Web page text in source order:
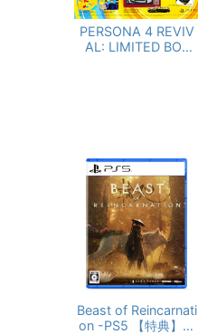
PERSONA 4 REVIV
AL: LIMITED BOX
ホポーチ & 限定版オ
リジナルTシャツ &
アートブック（全48
P）＆群青色の衣装セ
ット（DLC）【予約
特典】DLC「ペルソ
ナ４ リバイバル: P3
R＆P5R Extra BGM
セット」 - PS5
Beast of Reincarnati
on -PS5 【特典】プ